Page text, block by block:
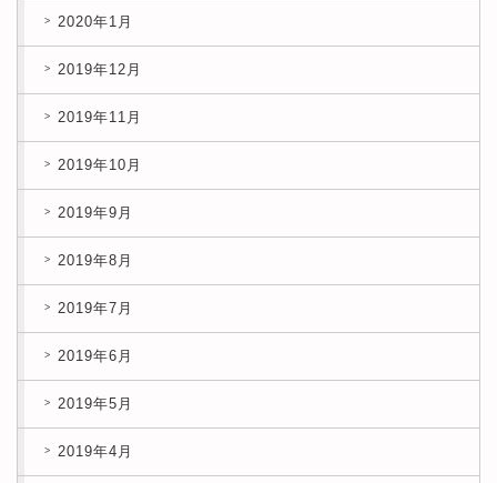
2020年1月
2019年12月
2019年11月
2019年10月
2019年9月
2019年8月
2019年7月
2019年6月
2019年5月
2019年4月